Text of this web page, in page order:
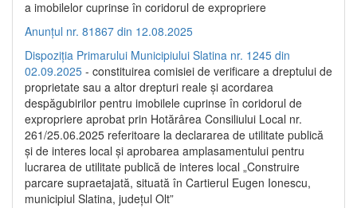
a imobilelor cuprinse în coridorul de expropriere
Anunțul nr. 81867 din 12.08.2025
Dispoziția Primarului Municipiului Slatina nr. 1245 din
02.09.2025 - constituirea comisiei de verificare a dreptului de
proprietate sau a altor drepturi reale și acordarea
despăgubirilor pentru imobilele cuprinse în coridorul de
expropriere aprobat prin Hotărârea Consiliului Local nr.
261/25.06.2025 referitoare la declararea de utilitate publică
și de interes local și aprobarea amplasamentului pentru
lucrarea de utilitate publică de interes local „Construire
parcare supraetajată, situată în Cartierul Eugen Ionescu,
municipiul Slatina, județul Olt”